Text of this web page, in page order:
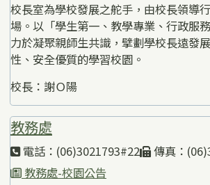
校長室為學校發展之舵手，由校長領導
場。以「學生第一、教學專業、行政服
力於凝聚親師生共識，擘劃學校長遠發
性、安全優質的學習校園。
校長：謝Ｏ陽
教務處
電話：(06)3021793#22
傳真：
教務處-校園公告